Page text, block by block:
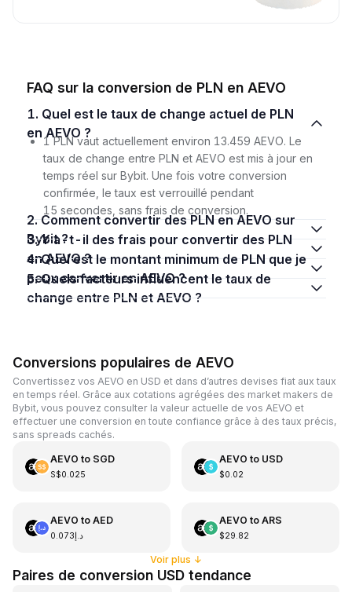
FAQ sur la conversion de PLN en AEVO
1. Quel est le taux de change actuel de PLN
en AEVO ?
1 PLN vaut actuellement environ 13.459 AEVO. Le
taux de change entre PLN et AEVO est mis à jour en
temps réel sur Bybit. Une fois votre conversion
confirmée, le taux est verrouillé pendant
15 secondes, sans frais de conversion.
2. Comment convertir des PLN en AEVO sur
Bybit ?
3. Y a-t-il des frais pour convertir des PLN
en AEVO ?
4. Quel est le montant minimum de PLN que je
peux convertir en AEVO ?
5. Quels facteurs influencent le taux de
change entre PLN et AEVO ?
Conversions populaires de AEVO
Convertissez vos AEVO en USD et dans d’autres devises fiat aux taux
en temps réel. Grâce aux cotations agrégées des market makers de
Bybit, vous pouvez consulter la valeur actuelle de vos AEVO et
effectuer une conversion en toute confiance grâce à des taux précis,
sans spreads cachés.
AEVO to SGD
S$0.025
AEVO to USD
$0.02
AEVO to AED
د.إ0.073
AEVO to ARS
$29.82
Voir plus ↓
Paires de conversion USD tendance